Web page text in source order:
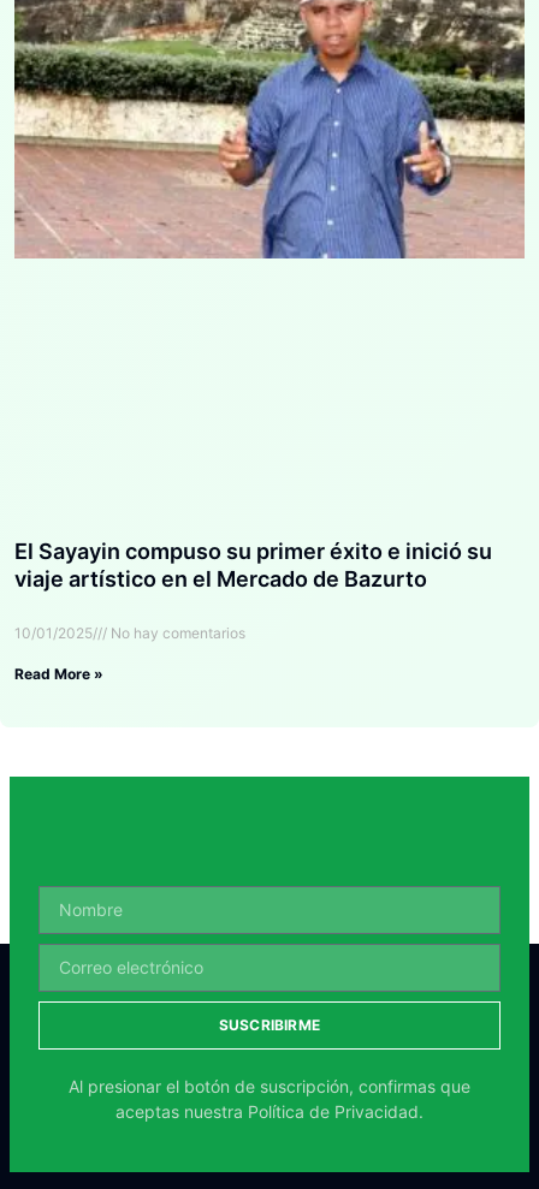
El Sayayin compuso su primer éxito e inició su
viaje artístico en el Mercado de Bazurto
10/01/2025 No hay comentarios
Read More »
SUSCRIBIRME
Al presionar el botón de suscripción, confirmas que
aceptas nuestra Política de Privacidad.